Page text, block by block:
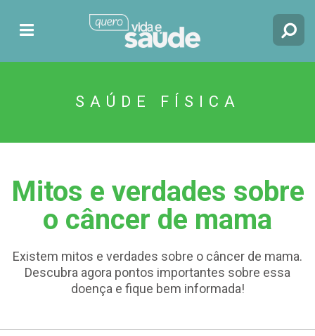
SAÚDE FÍSICA
Mitos e verdades sobre
o câncer de mama
Existem mitos e verdades sobre o câncer de mama.
Descubra agora pontos importantes sobre essa
doença e fique bem informada!